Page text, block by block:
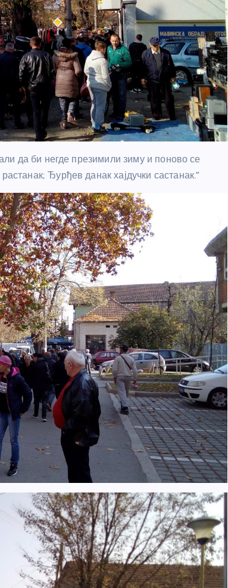
да би негде презимили зиму и поново се
Ђурђев данак хајдучки састанак.”